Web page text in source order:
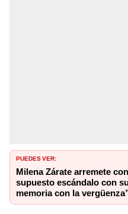
PUEDES VER:
Milena Zárate arremete
supuesto escándalo con
memoria con la